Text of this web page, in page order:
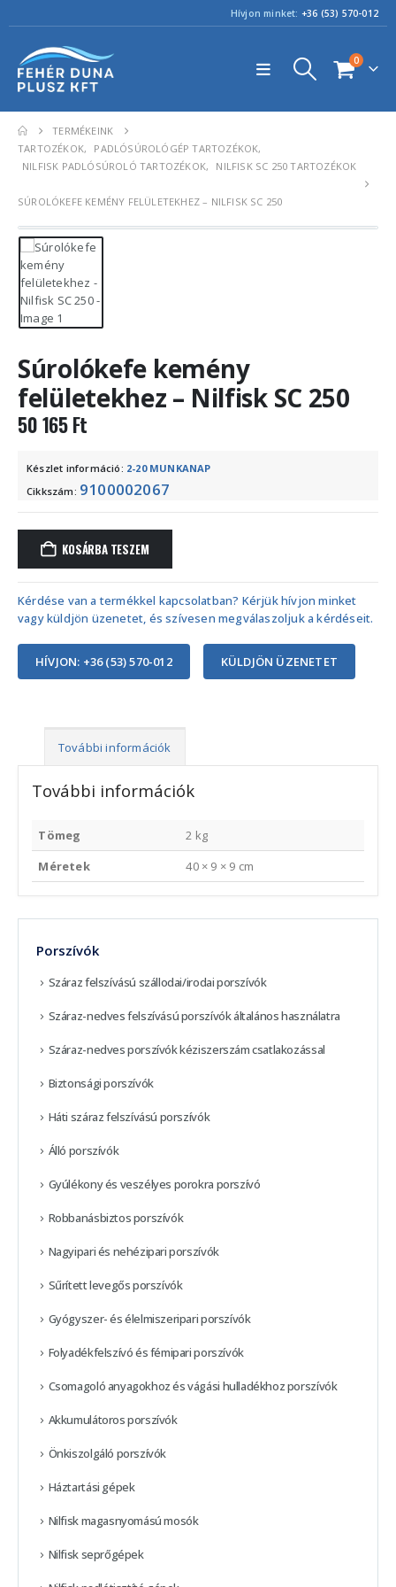
Hívjon minket: +36 (53) 570-012
0
TERMÉKEINK
TARTOZÉKOK, PADLÓSÚROLÓGÉP TARTOZÉKOK,
NILFISK PADLÓSÚROLÓ TARTOZÉKOK, NILFISK SC 250 TARTOZÉKOK
SÚROLÓKEFE KEMÉNY FELÜLETEKHEZ – NILFISK SC 250
Súrolókefe kemény
felületekhez – Nilfisk SC 250
50 165Ft
Készlet információ: 2-20 MUNKANAP
Cikkszám: 9100002067
KOSÁRBA TESZEM
Kérdése van a termékkel kapcsolatban? Kérjük hívjon minket
vagy küldjön üzenetet, és szívesen megválaszoljuk a kérdéseit.
HÍVJON: +36 (53) 570-012 KÜLDJÖN ÜZENETET
További információk
További információk
Tömeg
2 kg
Méretek
40 × 9 × 9 cm
Porszívók
Száraz felszívású szállodai/irodai porszívók
Száraz-nedves felszívású porszívók általános használatra
Száraz-nedves porszívók kéziszerszám csatlakozással
Biztonsági porszívók
Háti száraz felszívású porszívók
Álló porszívók
Gyúlékony és veszélyes porokra porszívó
Robbanásbiztos porszívók
Nagyipari és nehézipari porszívók
Sűrített levegős porszívók
Gyógyszer- és élelmiszeripari porszívók
Folyadékfelszívó és fémipari porszívók
Csomagoló anyagokhoz és vágási hulladékhoz porszívók
Akkumulátoros porszívók
Önkiszolgáló porszívók
Háztartási gépek
Nilfisk magasnyomású mosók
Nilfisk seprőgépek